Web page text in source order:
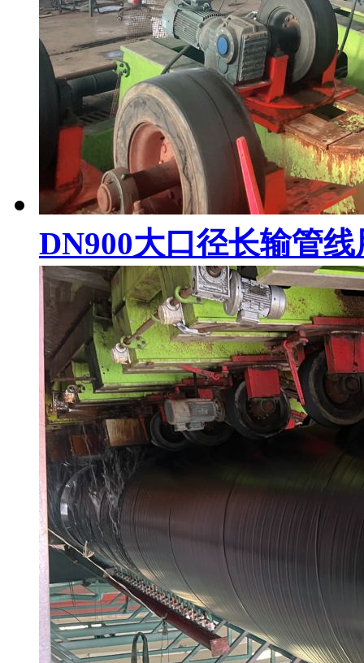
DN900大口径长输管